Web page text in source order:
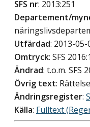
SFS nr: 2013:251
Departement/
Utfärdad: 2013-05-
Omtryck: SFS
Ändrad: t.o.m. SFS
Övrig text:
Ändringsregister:
Källa: Fulltext